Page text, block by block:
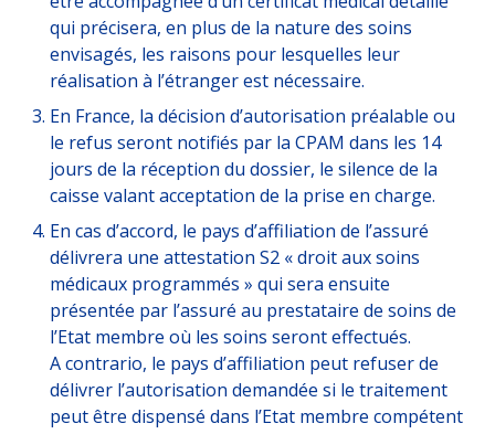
qui précisera, en plus de la nature des soins
envisagés, les raisons pour lesquelles leur
réalisation à l’étranger est nécessaire.
En France, la décision d’autorisation préalable ou
le refus seront notifiés par la CPAM dans les 14
jours de la réception du dossier, le silence de la
caisse valant acceptation de la prise en charge.
En cas d’accord, le pays d’affiliation de l’assuré
délivrera une attestation S2 « droit aux soins
médicaux programmés » qui sera ensuite
présentée par l’assuré au prestataire de soins de
l’Etat membre où les soins seront effectués.
A contrario, le pays d’affiliation peut refuser de
délivrer l’autorisation demandée si le traitement
peut être dispensé dans l’Etat membre compétent